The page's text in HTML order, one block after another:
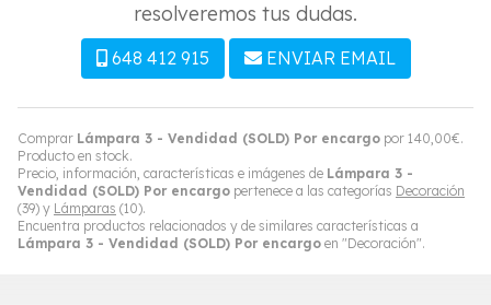
Comprar Lámpara 3 - Vendidad (SOLD) Por encargo por 140,00€.
Producto en stock.
Precio, información, características e imágenes de Lámpara 3 -
Vendidad (SOLD) Por encargo pertenece a las categorías Decoración
(39) y Lámparas (10).
Encuentra productos relacionados y de similares características a
Lámpara 3 - Vendidad (SOLD) Por encargo en "Decoración".
resolveremos tus dudas.
648 412 915 ENVIAR EMAIL